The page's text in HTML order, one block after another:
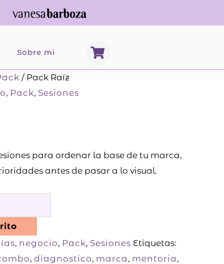
Sobre mi
S
h
o
c
a
/ Pack Raíz
, Pack, Sesiones
para ordenar la base de tu marca,
antes de pasar a lo visual.
, negocio, Pack, Sesiones Etiquetas:
, diagnostico, marca , mentoria ,